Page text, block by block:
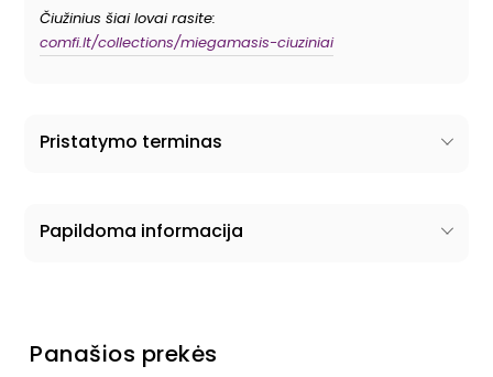
Čiužinius šiai lovai rasite:
comfi.lt/collections/miegamasis-ciuziniai
Pristatymo terminas
Papildoma informacija
Panašios prekės